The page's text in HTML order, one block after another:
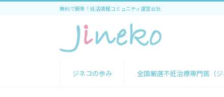
無料で簡単！妊活情報コミュニティ運営会社
ジネコの歩み 全国厳選不妊治療専門医（